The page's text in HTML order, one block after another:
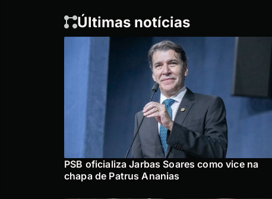
Últimas notícias
PSB oficializa Jarbas Soares como vice na
chapa de Patrus Ananias